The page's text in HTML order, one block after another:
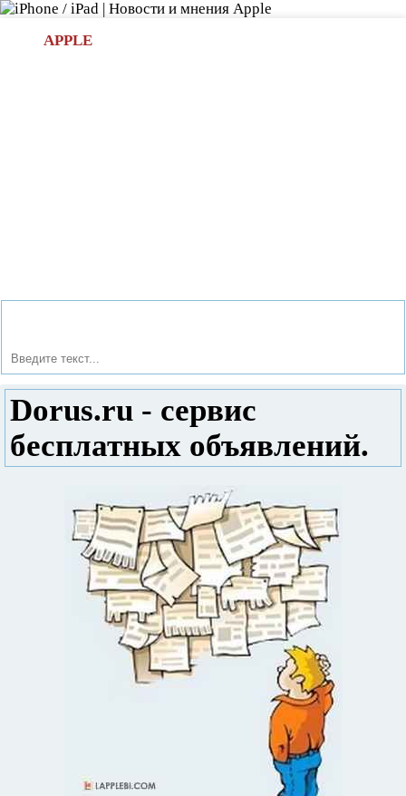
APPLE
Dorus.ru - сервис
бесплатных объявлений.